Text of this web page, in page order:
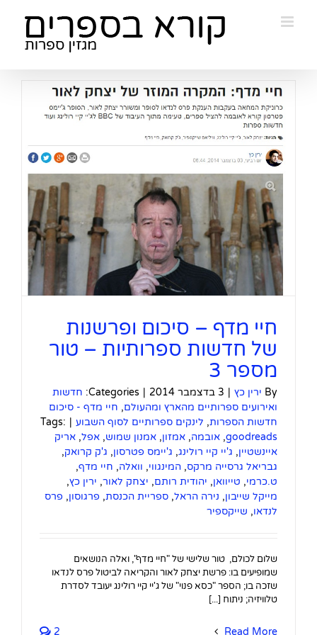
חיי מדף – סיכום ופרשנות
של חדשות ספרותיות – טור
מספר 3
By ירין כץ | 3 בדצמבר 2014 |
Categories: חדשות
ואירועים ספרותיים מהארץ ומהעולם, חיי מדף - סיכום
חדשות הספרות, לינקים ספרותיים לסוף השבוע |
Tags:
goodreads
, אובמה, אמזון, אמנון שמוש, אפל, אריק
איינשטיין, ג'יי קיי רולינג, ג'יימס פטרסון, ג'ק קרואק,
גבריאל גרסייה מרקס, המינגווי, וואלה, חיי מדף,
ט.כרמי, טייוואן, יהודית רותם, יצחק לאור, ירין כץ,
מייקל שייבון, נירה הראל, ספריית הכנסת, פרגוסון, פרס
לנדאו, שייקספיר
שלום לכולם, טור שלישי של "חיי מדף", ואלה הנושאים
שמופיעים בו: פרשת יצחק לאור והקריאה לביטול פרס לנדאו
שזכה בו; הספר "כסא פנוי" של ג'יי קיי רולינג יעובד לסדרת
טלוויזיה; ניתוח [...]
Read More
2